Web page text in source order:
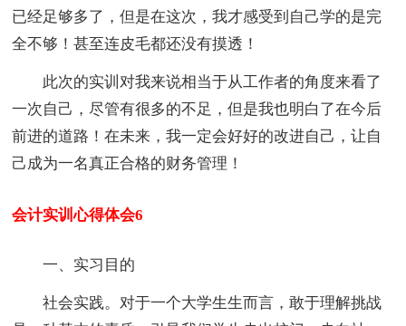
已经足够多了，但是在这次，我才感受到自己学的是完
全不够！甚至连皮毛都还没有摸透！
此次的实训对我来说相当于从工作者的角度来看了
一次自己，尽管有很多的不足，但是我也明白了在今后
前进的道路！在未来，我一定会好好的改进自己，让自
己成为一名真正合格的财务管理！
会计实训心得体会6
一、实习目的
社会实践。对于一个大学生生而言，敢于理解挑战